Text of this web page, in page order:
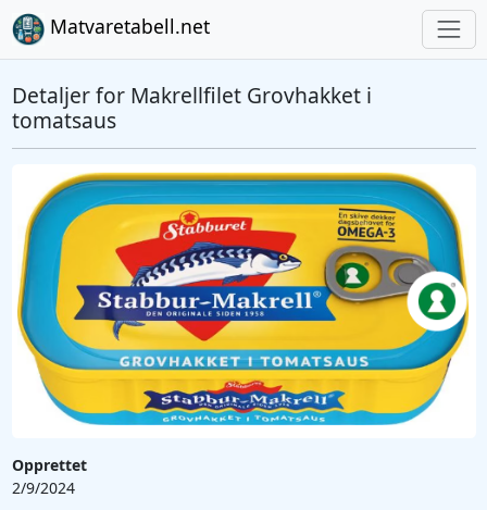
Matvaretabell.net
Detaljer for Makrellfilet Grovhakket i
tomatsaus
Opprettet
2/9/2024